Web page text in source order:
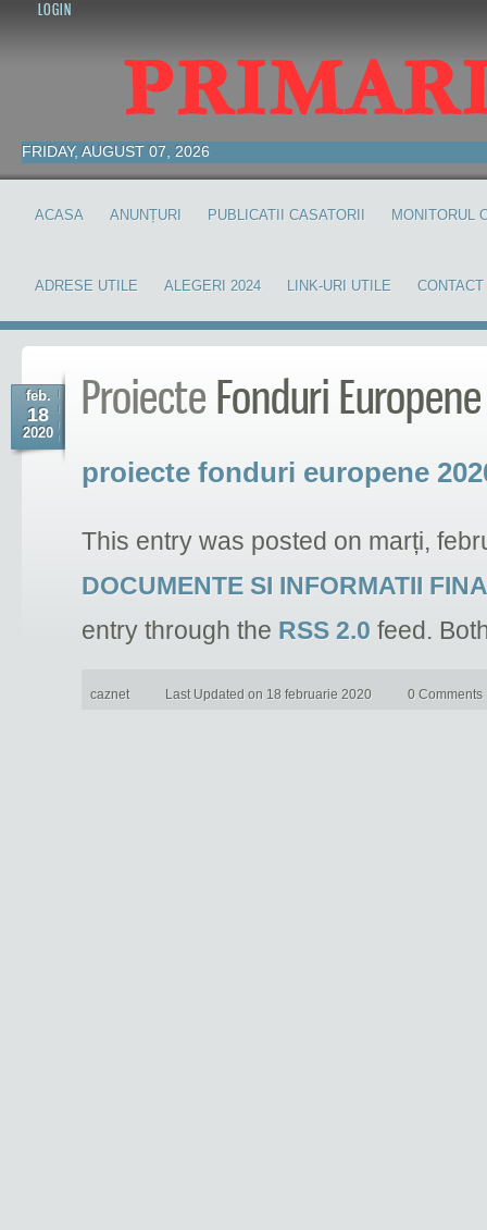
LOGIN
FRIDAY, AUGUST 07, 2026
ACASA ANUNȚURI PUBLICATII CASATORII MONITORUL
ADRESE UTILE ALEGERI 2024 LINK-URI UTILE CONTACT
feb.
18
2020
Proiecte Fonduri Europene
proiecte fonduri europene
This entry was posted on marți,
DOCUMENTE SI INFORMATII
entry through the RSS 2.0 feed.
caznet Last Updated on 18 februarie 2020 0 Comments